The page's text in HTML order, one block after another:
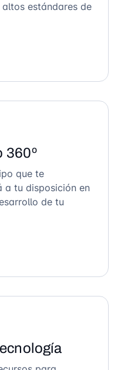
estándares de
360º
que te
a tu disposición en
de tu